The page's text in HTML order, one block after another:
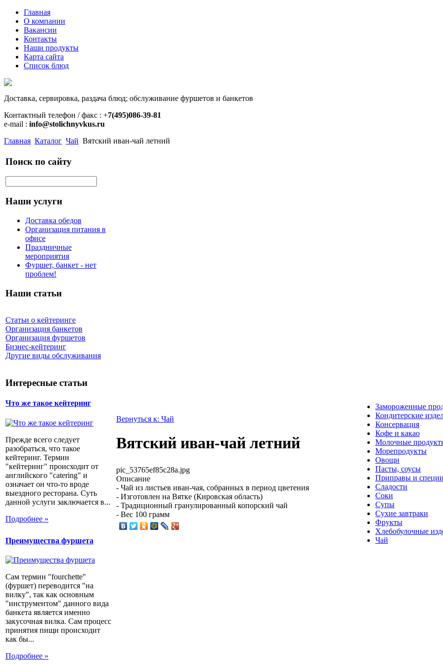
Главная
О компании
Вакансии
Контакты
Наши продукты
Карта сайта
Список блюд
Доставка, сервировка, раздача блюд; обслуживание фуршетов и банкетов
Контактный телефон / факс : +7(495)086-39-81
e-mail : info@stolichnyvkus.ru
Главная Каталог Чай Вятский иван-чай летний
Поиск по сайту
Наши услуги
Доставка обедов
Организация питания в
офисе
Праздничные
мероприятия
Фуршет, банкет - нет
проблем!
Наши статьи
Статьи о кейтеринге
Организация банкетов
Организация фуршетов
Бизнес-кейтеринг
Другие виды обслуживания
Интересные статьи
Что же такое кейтеринг
Прежде всего следует
разобраться, что такое
кейтеринг. Термин
"кейтеринг" происходит от
английского "catering" и
означает он что-то вроде
выездного ресторана. Суть
данной услуги заключается в...
Подробнее »
Преимущества фуршета
Сам термин "fourchette"
(фуршет) переводится "на
вилку", так как основным
"инструментом" данного вида
банкета является именно
закусочная вилка. Сам процесс
принятия пищи происходит
как бы...
Подробнее »
Вернуться к: Чай
Вятский иван-чай летний
pic_53765ef85c28a.jpg
Описание
- Чай из листьев иван-чая, собранных в период цветения
- Изготовлен на Вятке (Кировская область)
- Традиционный гранулированный копорский чай
- Вес 100 грамм
Замороженные
Кондитерские
Консервация
Кофе и какао
Молочные
Морепродукты
Овощи
Пасты, соусы
Приправы и специи
Сладости
Соки
Супы
Сухие завтраки
Фрукты
Хлебобулочные
Чай